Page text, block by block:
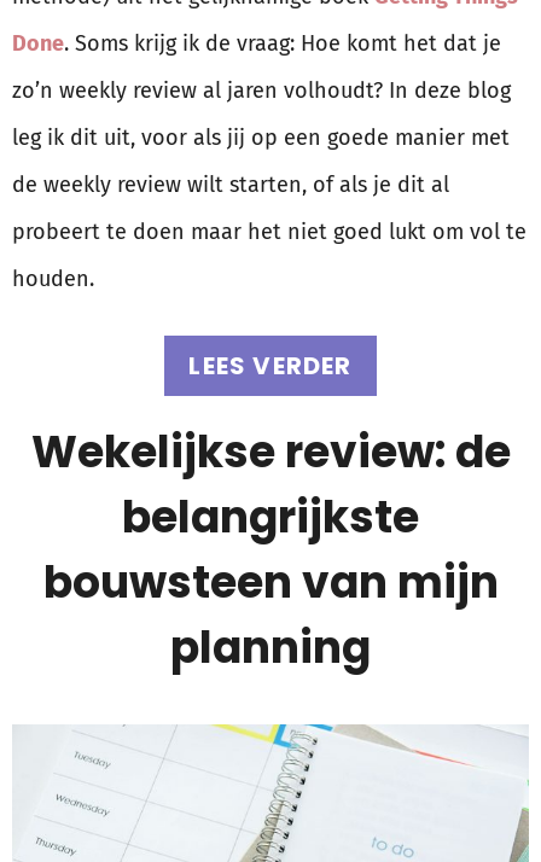
Done. Soms krijg ik de vraag: Hoe komt het dat je
zo’n weekly review al jaren volhoudt? In deze blog
leg ik dit uit, voor als jij op een goede manier met
de weekly review wilt starten, of als je dit al
probeert te doen maar het niet goed lukt om vol te
houden.
LEES VERDER
Wekelijkse review: de
belangrijkste
bouwsteen van mijn
planning